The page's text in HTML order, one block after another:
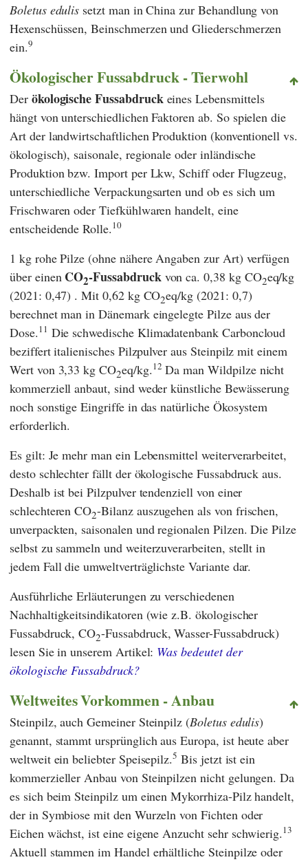
Boletus edulis setzt man in China zur Behandlung von
Hexenschüssen, Beinschmerzen und Gliederschmerzen
ein.9
Ökologischer Fussabdruck - Tierwohl
Der ökologische Fussabdruckeines Lebensmittels
hängt von unterschiedlichen Faktoren ab. So spielen die
Art der landwirtschaftlichen Produktion (konventionell vs.
ökologisch), saisonale, regionale oder inländische
Produktion bzw. Import per Lkw, Schiff oder Flugzeug,
unterschiedliche Verpackungsarten und ob es sich um
Frischwaren oder Tiefkühlwaren handelt, eine
entscheidende Rolle.10
1 kg rohe Pilze (ohne nähere Angaben zur Art) verfügen
über einen CO2-Fussabdruckvon ca. 0,38 kg CO2eq/kg
(2021: 0,47) . Mit 0,62 kg CO2eq/kg (2021: 0,7)
berechnet man in Dänemark eingelegte Pilze aus der
Dose.11 Die schwedische Klimadatenbank Carboncloud
beziffert italienisches Pilzpulver aus Steinpilz mit einem
Wert von 3,33 kg CO2eq/kg.12 Da man Wildpilze nicht
kommerziell anbaut, sind weder künstliche Bewässerung
noch sonstige Eingriffe in das natürliche Ökosystem
erforderlich.
Es gilt: Je mehr man ein Lebensmittel weiterverarbeitet,
desto schlechter fällt der ökologische Fussabdruck aus.
Deshalb ist bei Pilzpulver tendenziell von einer
schlechteren CO2-Bilanz auszugehen als von frischen,
unverpackten, saisonalen und regionalen Pilzen. Die Pilze
selbst zu sammeln und weiterzuverarbeiten, stellt in
jedem Fall die umweltverträglichste Variante dar.
Ausführliche Erläuterungen zu verschiedenen
Nachhaltigkeitsindikatoren (wie z.B. ökologischer
Fussabdruck, CO2-Fussabdruck, Wasser-Fussabdruck)
lesen Sie in unserem Artikel: Was bedeutet der
ökologische Fussabdruck?
Weltweites Vorkommen - Anbau
Steinpilz, auch Gemeiner Steinpilz (Boletus edulis)
genannt, stammt ursprünglich aus Europa, ist heute aber
weltweit ein beliebter Speisepilz.5 Bis jetzt ist ein
kommerzieller Anbau von Steinpilzen nicht gelungen. Da
es sich beim Steinpilz um einen Mykorrhiza-Pilz handelt,
der in Symbiose mit den Wurzeln von Fichten oder
Eichen wächst, ist eine eigene Anzucht sehr schwierig.13
Aktuell stammen im Handel erhältliche Steinpilze oder